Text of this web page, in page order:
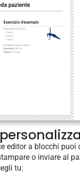
editor a blocchi puoi
o inviare al
tu: